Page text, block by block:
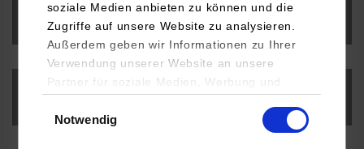
soziale Medien anbieten zu können und die
Zugriffe auf unsere Website zu analysieren.
Außerdem geben wir Informationen zu Ihrer
Verwendung unserer Website an unsere
Partner für soziale Medien, Werbung und
YouTube, Google Maps) führen diese
Notwendig
Bachelorarbeit
Labore